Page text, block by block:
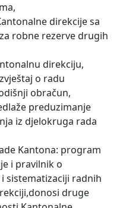
direkcije sa
robne rezerve drugih
direkciju,
o radu
obračun,
preduzimanje
iz djelokruga rada
Kantona: program
i pravilnik o
sistematizaciji radnih
druge